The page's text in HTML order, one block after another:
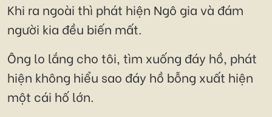
Khi ra ngoài thì phát hiện Ngô gia và đám
người kia đều biến mất.
Ông lo lắng cho tôi, tìm xuống đáy hồ, phát
hiện không hiểu sao đáy hồ bỗng xuất hiện
một cái hố lớn.